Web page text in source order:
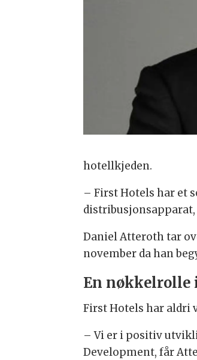
hotellkjeden.
– First Hotels har et
Daniel Atteroth tar
november da han
En nøkkelrolle
First Hotels har aldri
– Vi er i positiv
Development, får